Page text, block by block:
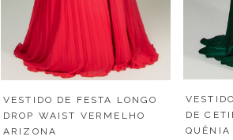
VESTIDO DE FESTA LONGO
DROP WAIST VERMELHO
ARIZONA
DE
QUÊNIA